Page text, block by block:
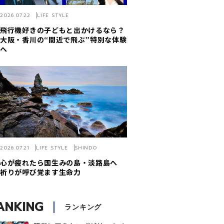
飛行機好きの子どもと出かけるなら？
大阪・香川の“間近で飛ぶ”特別な体験
へ
2026.07.22 LIFE STYLE
心が疲れたら国生みの島・淡路島へ
祈りが呼び覚ます生命力
2026.07.21 LIFE STYLE SHINDO
ランキング